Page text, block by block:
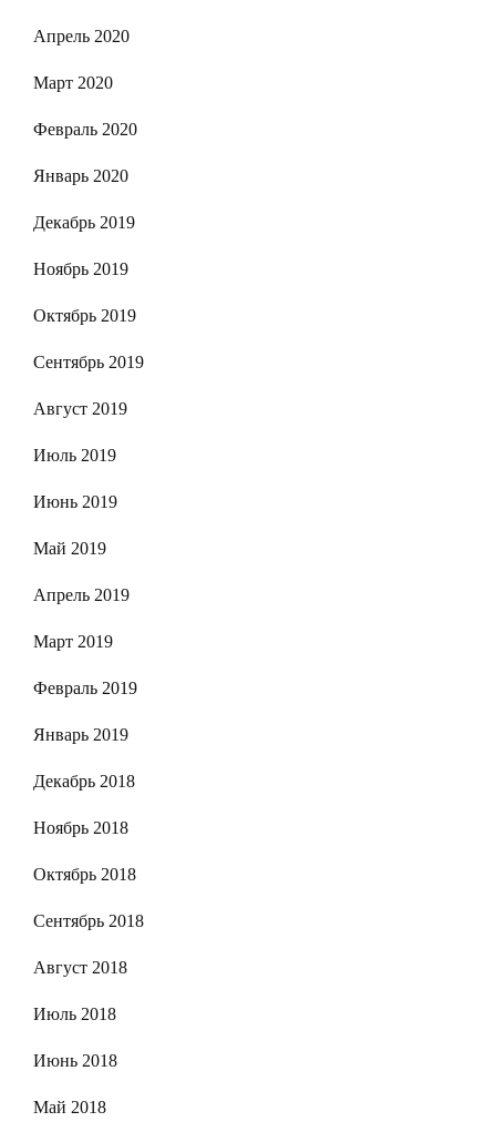
Апрель 2020
Март 2020
Февраль 2020
Январь 2020
Декабрь 2019
Ноябрь 2019
Октябрь 2019
Сентябрь 2019
Август 2019
Июль 2019
Июнь 2019
Май 2019
Апрель 2019
Март 2019
Февраль 2019
Январь 2019
Декабрь 2018
Ноябрь 2018
Октябрь 2018
Сентябрь 2018
Август 2018
Июль 2018
Июнь 2018
Май 2018